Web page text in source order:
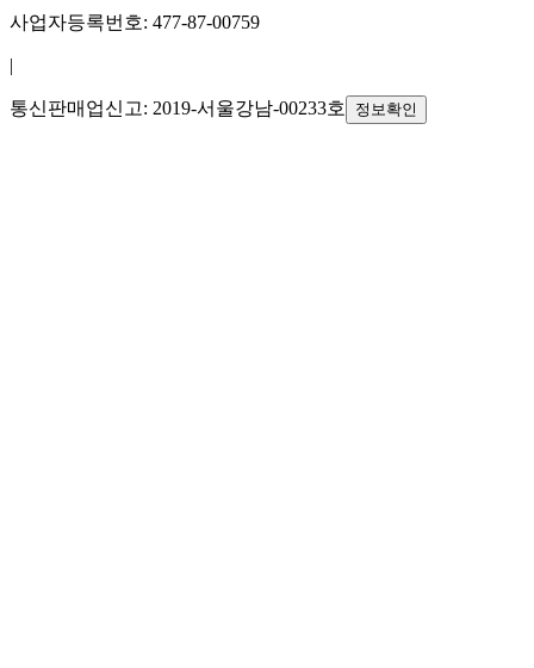
사업자등록번호: 477-87-00759
|
통신판매업신고: 2019-서울강남-00233호 정보확인